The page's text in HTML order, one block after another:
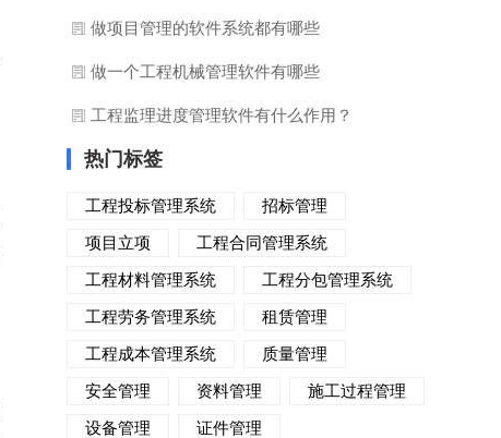
做项目管理的软件系统都有哪些
做一个工程机械管理软件有哪些
工程监理进度管理软件有什么作用？
热门标签
工程投标管理系统
招标管理
项目立项
工程合同管理系统
工程材料管理系统
工程分包管理系统
工程劳务管理系统
租赁管理
工程成本管理系统
质量管理
安全管理
资料管理
施工过程管理
设备管理
证件管理